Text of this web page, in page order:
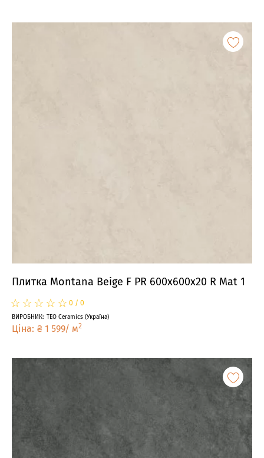
Плитка Montana Beige F PR 600x600x20 R Mat 1
☆
★☆
★☆
★☆
★☆
★ 0 / 0
ВИРОБНИК: TEO Ceramics (Україна)
Ціна: ₴ 1 599/ м2